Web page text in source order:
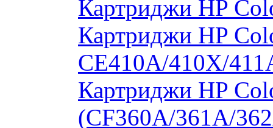
Картриджи HP
Картриджи HP
CE410A/410X/
Картриджи HP
(CF360A/361A/